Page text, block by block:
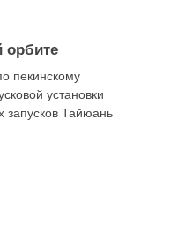
орбите
пекинскому
установки
запусков Тайюань